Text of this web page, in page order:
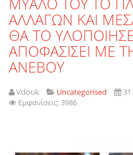
ΑΛΛΑΓΩΝ ΚΑΙ
ΘΑ ΤΟ
ΑΠΟΦΑΣΙΣΕΙ ΜΕ
ΑΝΕΒΟΥ
Vdouk Uncategorised
Εμφανίσεις: 3986